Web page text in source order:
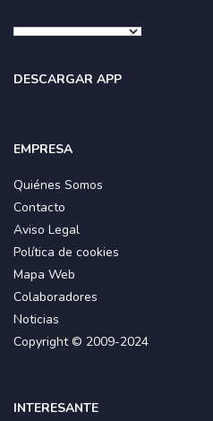
DESCARGAR APP
EMPRESA
Quiénes Somos
Contacto
Aviso Legal
Política de cookies
Mapa Web
Colaboradores
Noticias
Copyright © 2009-2024
INTERESANTE